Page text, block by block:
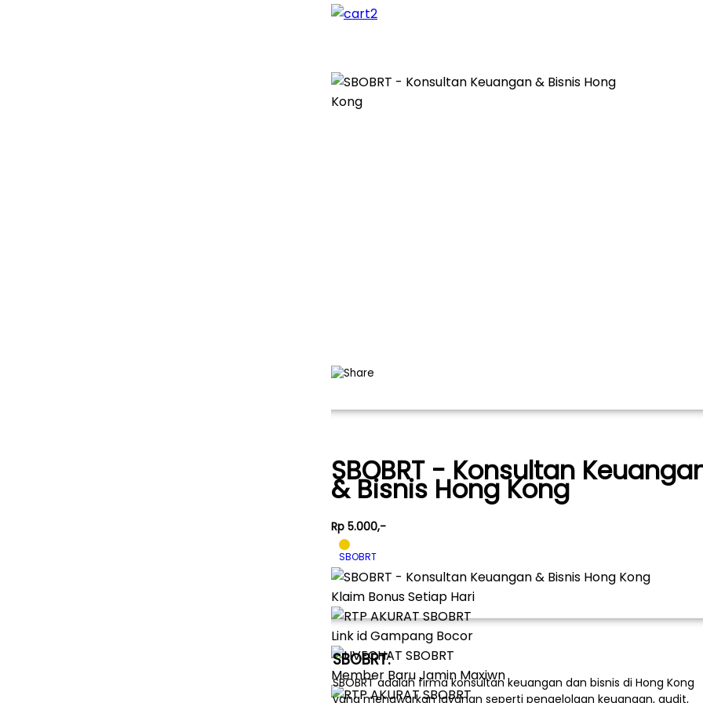
SBOBRT - Konsultan
& Bisnis Hong Kong
Rp 5.000,-
SBOBRT
Klaim Bonus Setiap Hari
Link id Gampang Bocor
Member Baru Jamin Maxiwn
SBOBRT:
SBOBRT adalah firma konsultan keuangan dan bisnis di Hong Kong
yang menawarkan layanan seperti pengelolaan keuangan, audit,